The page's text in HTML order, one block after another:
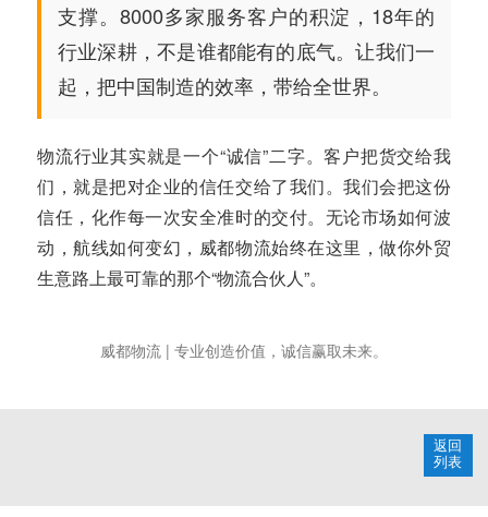
支撑。8000多家服务客户的积淀，18年的
行业深耕，不是谁都能有的底气。让我们一
起，把中国制造的效率，带给全世界。
物流行业其实就是一个“诚信”二字。客户把货交给我
们，就是把对企业的信任交给了我们。我们会把这份
信任，化作每一次安全准时的交付。无论市场如何波
动，航线如何变幻，威都物流始终在这里，做你外贸
生意路上最可靠的那个“物流合伙人”。
威都物流 | 专业创造价值，诚信赢取未来。
返回
列表